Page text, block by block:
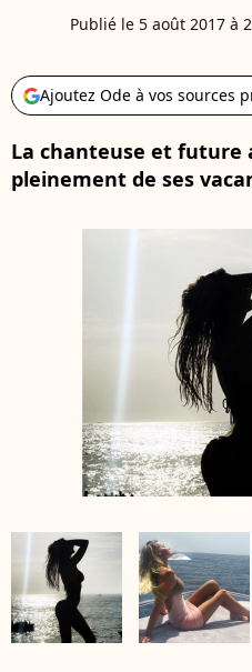
Publié le 5 août 2017 à
Ajoutez Ode à vos sources
La chanteuse et future
pleinement de ses